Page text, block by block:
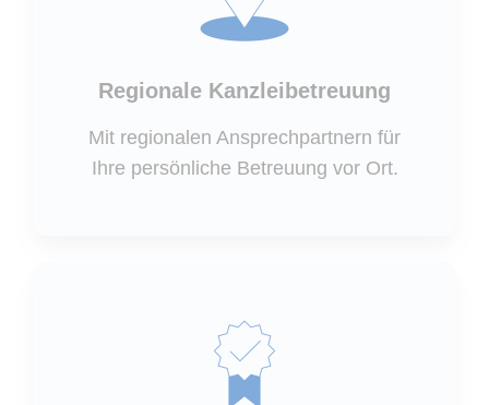
Regionale Kanzleibetreuung
Mit regionalen Ansprechpartnern für
Ihre persönliche Betreuung vor Ort.